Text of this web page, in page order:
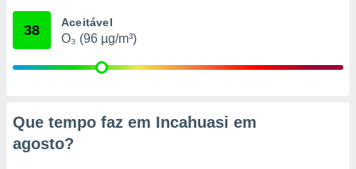
através
38 Aceitável
O₃ (96 µg/m³)
Que tempo faz em Incahuasi em
agosto?